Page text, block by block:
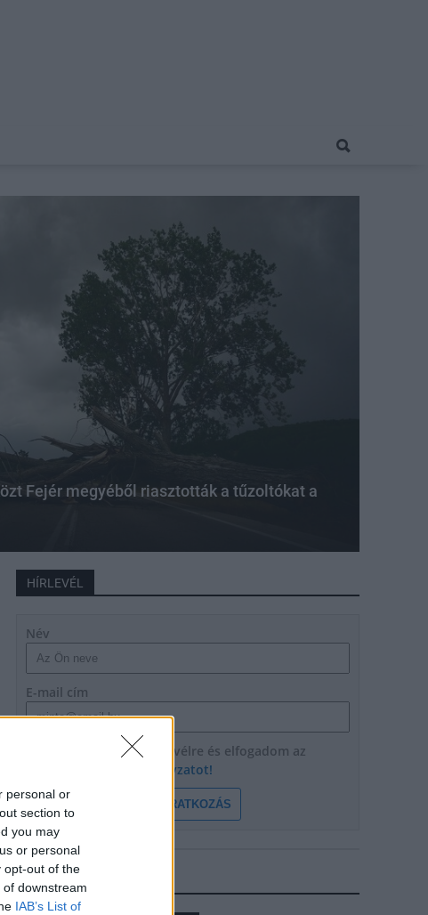
personal or
section to
you may
or personal
opt-out of the
downstream
IAB’s List of
Fejér megyéből riasztották a tűzoltókat a
HÍRLEVÉL
Név
E-mail cím
Feliratkozom a hírlevélre és elfogadom az
adatvédelmi szabályzatot!
FELIRATKOZÁS
LEGFRISSEBB